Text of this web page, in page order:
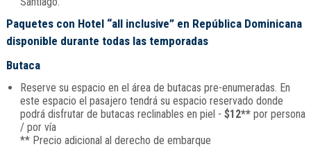
Paquetes con Hotel “all inclusive” en República Dominicana
disponible durante todas las temporadas
Butaca
Reserve su espacio en el área de butacas pre-enumeradas. En
este espacio el pasajero tendrá su espacio reservado donde
podrá disfrutar de butacas reclinables en piel - $12**por persona
/ por vía
** Precio adicional al derecho de embarque